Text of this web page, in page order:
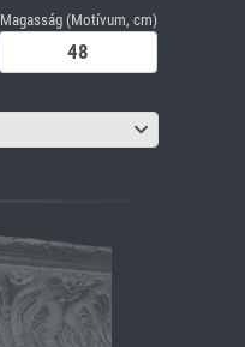
Magasság (Motívum, cm)